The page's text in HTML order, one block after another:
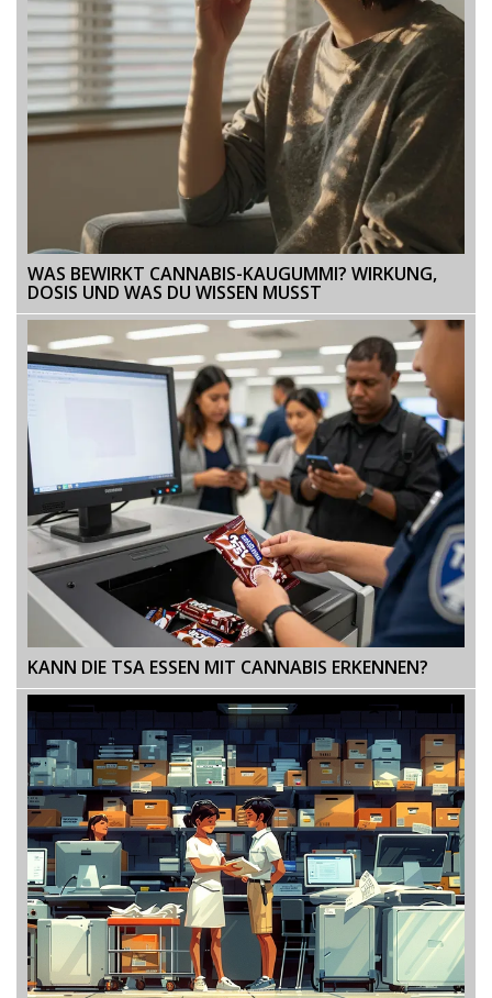
WAS BEWIRKT CANNABIS-KAUGUMMI? WIRKUNG,
DOSIS UND WAS DU WISSEN MUSST
KANN DIE TSA ESSEN MIT CANNABIS ERKENNEN?